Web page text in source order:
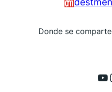
Donde se
YouTube